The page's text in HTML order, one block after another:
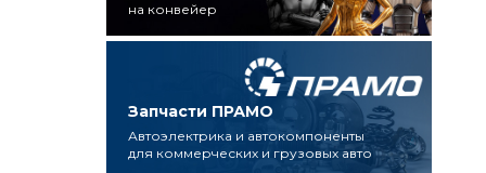
на конвейер
Запчасти ПРАМО
Автоэлектрика и автокомпоненты
для коммерческих и грузовых авто